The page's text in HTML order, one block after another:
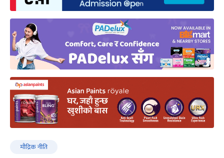
मौद्रिक नीति